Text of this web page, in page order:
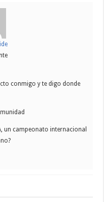
conmigo y te digo donde
un campeonato internacional